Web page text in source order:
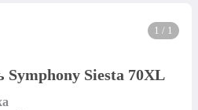
1 / 1
Symphony Siesta 70XL